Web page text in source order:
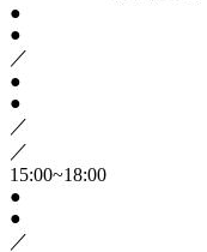
●
●
／
●
●
／
／
15:00~18:00
●
●
／